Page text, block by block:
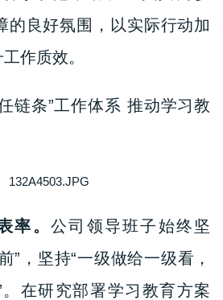
的良好氛围，以实际行动加
作质效。
链条”工作体系 推动学习教
率。 公司 领导班子始终坚
”，坚持“一级做给一级看，
在研究部署学习教育方案